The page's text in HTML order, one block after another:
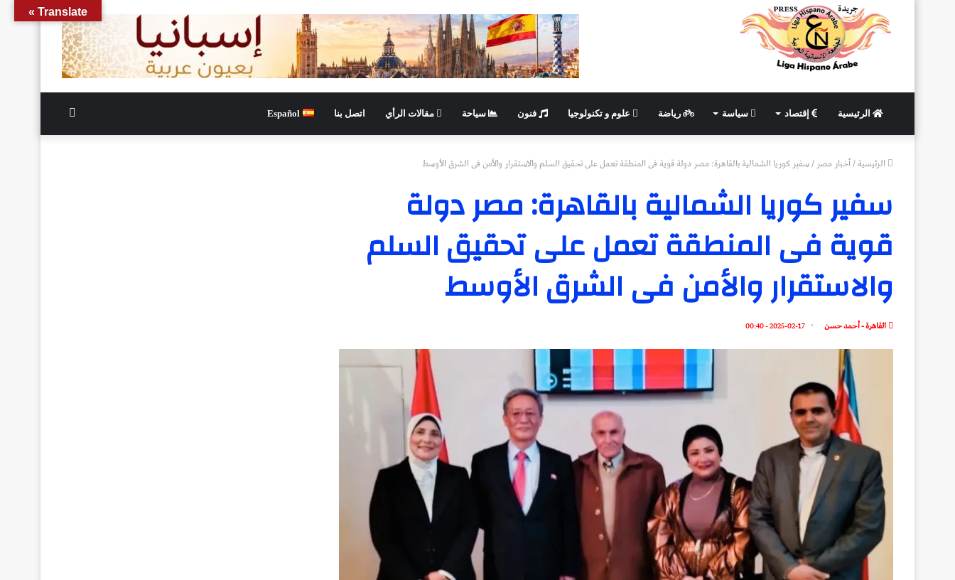
الرئيسية إقتصاد سياسة رياضة علوم و تكنولوجيا فنون سياحة مقالات الرأي اتصل بنا Español
الرئيسية/أخبار مصر/سفير كوريا الشمالية بالقاهرة: مصر دولة قوية فى المنطقة تعمل على تحقيق السلم والاستقرار والأمن فى الشرق الأوسط
سفير كوريا الشمالية بالقاهرة: مصر دولة
قوية فى المنطقة تعمل على تحقيق السلم
والاستقرار والأمن فى الشرق الأوسط
القاهرة - أحمد حسن 2025-02-17 - 00:40
Translate »